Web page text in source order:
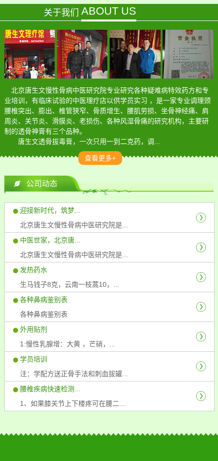
关于我们 ABOUT US
北京唐生文慢性骨病中医研究院专业研究各种疑难病特效药方和专
业培训，有临床试验的中医理疗店以供学员实习 ，是一家专业调理颈
腰椎突出、膨出、椎管狭窄、骨质增生、腰肌劳损、坐骨神经痛、肩
周炎、关节炎、滑膜炎、老损伤、各种风湿骨痛的研究机构，主要研
制的透骨神膏有三个品种。
唐生文透骨拔毒膏，一次只用一到二克药，调...
查看更多+
公司动态
迎接新时代，筑梦...
北京唐生文慢性骨病中医研究院是...
中医世家，北京唐...
北京唐生文慢性骨病中医研究院是...
发热药水
生马钱子8克，云南一枝蒿10，...
各种鼻病鉴别表
各种鼻病鉴别表
外用贴剂
1:慢性乳腺增：大黄 ，芒硝，...
学员培训
注：学配方送正骨手法和刺血拔罐...
腰椎疾病快速检测...
1、如果膝关节上下楼疼可在腰二...